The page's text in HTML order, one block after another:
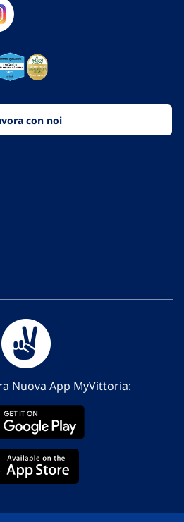
con noi
Nuova App MyVittoria: